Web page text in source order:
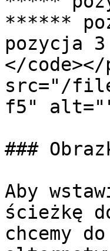
******
pozycja 3
</
src="/
f5"
###
Aby
ścieżkę
chcemy